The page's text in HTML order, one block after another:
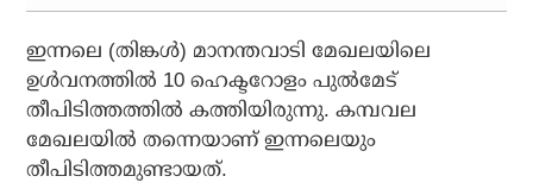
ഇന്നലെ (തിങ്കള്‍) മാനന്തവാടി മേഖലയിലെ
ഉള്‍വനത്തില്‍ 10 ഹെക്ടറോളം പുല്‍മേട്
തീപിടിത്തത്തില്‍ കത്തിയിരുന്നു. കമ്പവല
മേഖലയില്‍ തന്നെയാണ് ഇന്നലെയും
തീപിടിത്തമുണ്ടായത്.